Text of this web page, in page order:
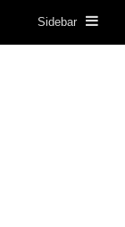
Sidebar
天